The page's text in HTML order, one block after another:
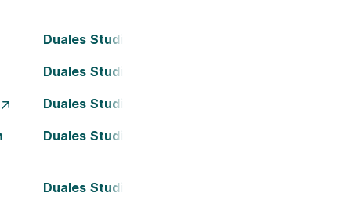
Duales Studium Bielefeld
Duales Studium Darmstadt
Duales Studium Essen
Duales Studium Kassel
Duales Studium Nürnberg